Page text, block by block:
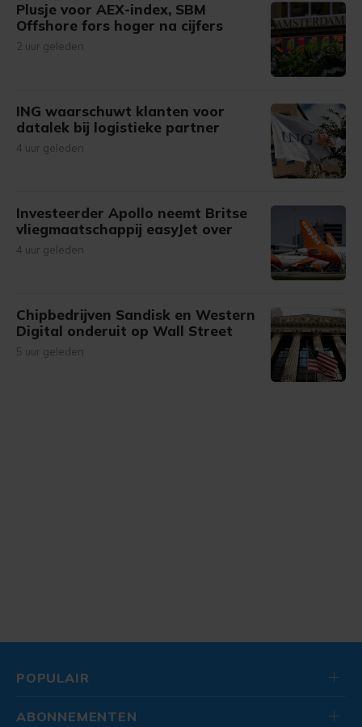
Plusje voor AEX-index, SBM
Offshore fors hoger na cijfers
2 uur geleden
ING waarschuwt klanten voor
datalek bij logistieke partner
4 uur geleden
Investeerder Apollo neemt Britse
vliegmaatschappij easyJet over
4 uur geleden
Chipbedrijven Sandisk en Western
Digital onderuit op Wall Street
5 uur geleden
POPULAIR
ABONNEMENTEN